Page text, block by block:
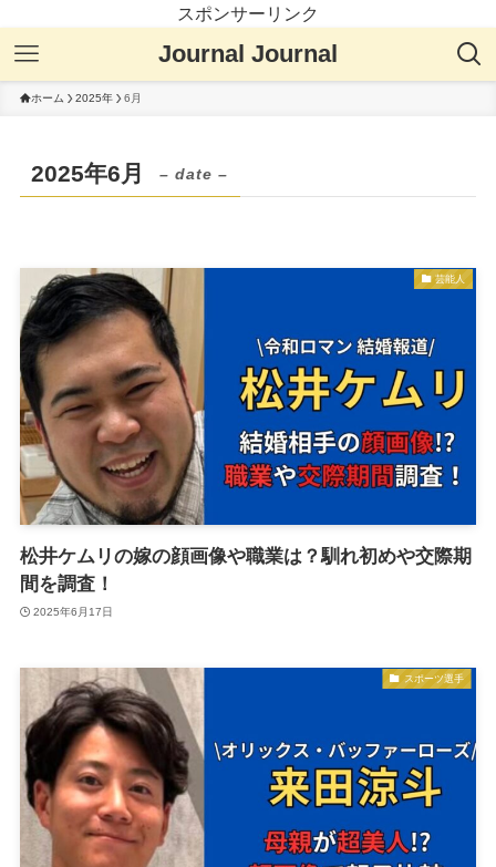
スポンサーリンク
Journal Journal
ホーム 2025年 6月
2025年6月 – date –
芸能人
松井ケムリの嫁の顔画像や職業は？馴れ初めや交際期
間を調査！
2025年6月17日
スポーツ選手